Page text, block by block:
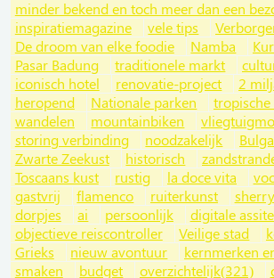
minder bekend en toch meer dan een
inspiratiemagazine
vele tips
De droom van elke foodie
Namba
Pasar Badung
traditionele markt
iconisch hotel
renovatie-project
2
heropend
Nationale parken
wandelen
mountainbiken
storing verbinding
noodzakelijk
Zwarte Zeekust
historisch
Toscaans kust
rustig la doce vita
gastvrij
flamenco ruiterkunst sherry
dorpjes
ai persoonlijk
digitale
objectieve reiscontroller
Veilige stad
Grieks
nieuw avontuur
kernmerken
smaken
budget overzichtelijk(321)